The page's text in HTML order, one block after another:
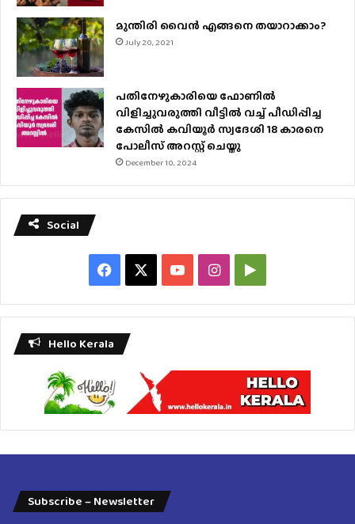
മുന്തിരി വൈന്‍ എങ്ങനെ തയാറാക്കാം?
July 20, 2021
പതിനേഴുകാരിയെ ഫോണിൽ
വിളിച്ചുവരുത്തി വീട്ടിൽ വച്ച് പീഡിപ്പിച്ച
കേസിൽ കവിയൂർ സ്വദേശി 18 കാരനെ
പോലീസ് അറസ്റ്റ് ചെയ്തു
December 10, 2024
Social
Facebook YouTubeInstagramGoogle
Play
Hello Kerala
Subscribe – Newsletter